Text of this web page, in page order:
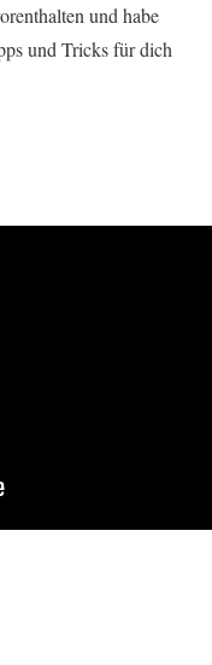
und habe
und Tricks für dich